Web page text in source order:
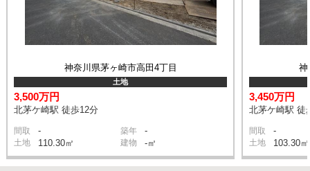
神奈川県茅ヶ崎市高田4丁目
土地
3,500万円
北茅ケ崎駅 徒歩12分
間取 - 築年 -
土地 110.30㎡ 建物 -㎡
神
3,450万円
北茅ケ崎駅 徒
間取 -
土地 103.30㎡